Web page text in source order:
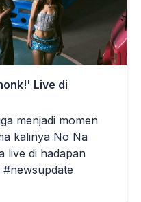
Live di
menjadi momen
kalinya No Na
live di hadapan